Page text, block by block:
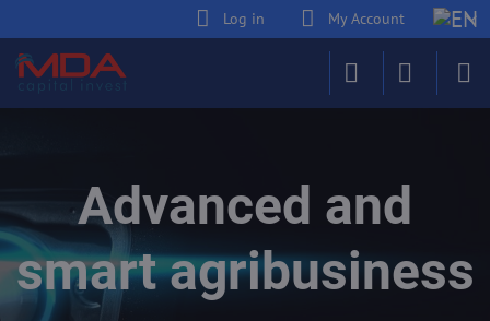
Log in My Account
Advanced and
smart agribusiness